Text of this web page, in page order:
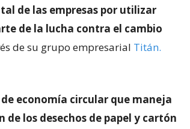
de las empresas por utilizar
de la lucha contra el cambio
de su grupo empresarial Titán.
economía circular que maneja
de los desechos de papel y cartón